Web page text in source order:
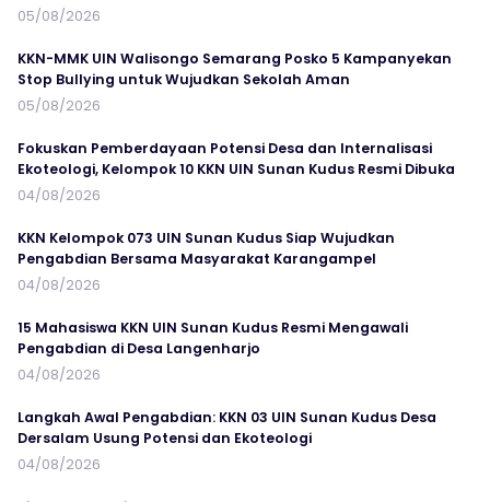
05/08/2026
KKN-MMK UIN Walisongo Semarang Posko 5 Kampanyekan
Stop Bullying untuk Wujudkan Sekolah Aman
05/08/2026
Fokuskan Pemberdayaan Potensi Desa dan Internalisasi
Ekoteologi, Kelompok 10 KKN UIN Sunan Kudus Resmi Dibuka
04/08/2026
KKN Kelompok 073 UIN Sunan Kudus Siap Wujudkan
Pengabdian Bersama Masyarakat Karangampel
04/08/2026
15 Mahasiswa KKN UIN Sunan Kudus Resmi Mengawali
Pengabdian di Desa Langenharjo
04/08/2026
Langkah Awal Pengabdian: KKN 03 UIN Sunan Kudus Desa
Dersalam Usung Potensi dan Ekoteologi
04/08/2026